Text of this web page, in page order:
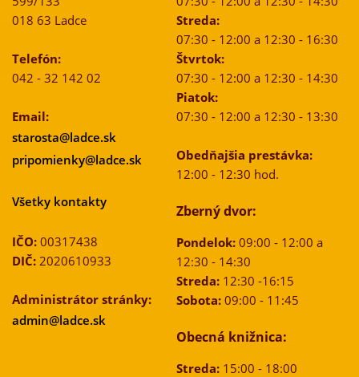
018 63 Ladce
Telefón:
042 - 32 142 02
Email:
starosta@ladce.sk
pripomienky@ladce.sk
Všetky kontakty
IČO: 00317438
DIČ: 2020610933
Administrátor stránky:
admin@ladce.sk
Streda:
07:30 - 12:00 a 12:30 - 16:30
Štvrtok:
07:30 - 12:00 a 12:30 - 14:30
Piatok:
07:30 - 12:00 a 12:30 - 13:30
Obedňajšia prestávka:
12:00 - 12:30 hod.
Zberný dvor:
Pondelok:09:00 - 12:00 a
12:30 - 14:30
Streda:12:30 -16:15
Sobota:09:00 - 11:45
Obecná knižnica:
Streda:15:00 - 18:00